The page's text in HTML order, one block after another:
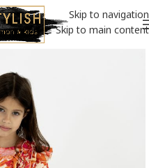
Skip to navigation
Skip to main content